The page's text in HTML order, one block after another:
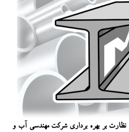
نظارت بر بهره برداری شركت مهندسی آب و